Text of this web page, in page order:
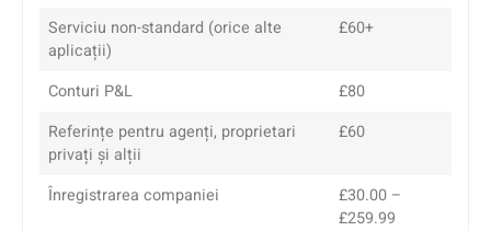
Serviciu non-standard (orice alte
aplicații)
£60+
Conturi P&L
£80
Referințe pentru agenți, proprietari
privați și alții
£60
Înregistrarea companiei
£30.00 –
£259.99